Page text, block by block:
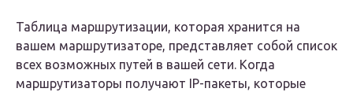
Таблица маршрутизации, которая хранится на
вашем маршрутизаторе, представляет собой список
всех возможных путей в вашей сети. Когда
маршрутизаторы получают IP-пакеты, которые